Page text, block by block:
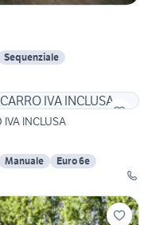
Sequenziale
INCLUSA
Manuale
Euro 6e